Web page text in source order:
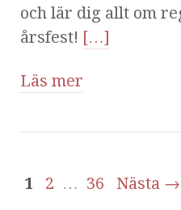
och lär dig allt om
årsfest! […]
Läs mer
1 2 … 36 Nästa →